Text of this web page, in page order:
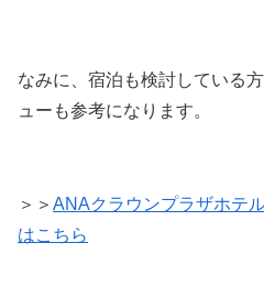
なみに、宿泊も検討している
ューも参考になります。
＞＞ ANAクラウンプラザホテ
はこちら